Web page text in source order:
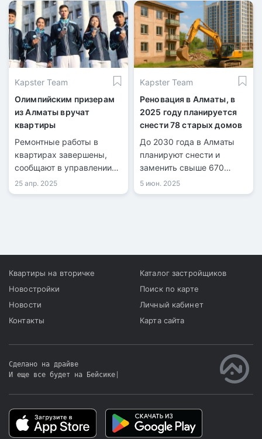
Шаханов.
Kapster Team
Олимпийским призерам
из Алматы вручат
квартиры
Ремонтные работы в
квартирах завершены,
сообщают в управлении
спорта города.
25 апр. 2025
Kapster Team
Реновация в Алматы, в
2025 году планируется
снести 78 старых домов
До 2030 года в Алматы
планируют снести и
заменить свыше 670
ветхих домов.
5 июн. 2025
Квартиры на вторичке
Новостройки
Новости
Контакты
Каталог застройщиков
Поиск по карте
Личный кабинет
Карта сайта
Сделано на драйве
И еще все будет на Бейсике